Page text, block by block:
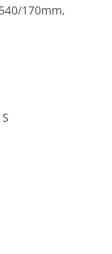
170mm,